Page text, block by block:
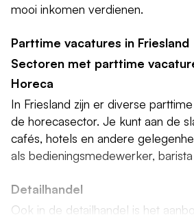
mooi inkomen verdienen.
Parttime vacatures in Friesland
Sectoren met parttime
Horeca
In Friesland zijn er diverse
de horecasector. Je kunt aan de
cafés, hotels en andere
als bedieningsmedewerker,
Detailhandel
Ook in de detailhandel is het